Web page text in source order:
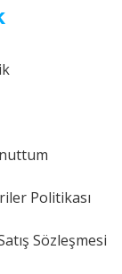
Politikası
Sözleşmesi